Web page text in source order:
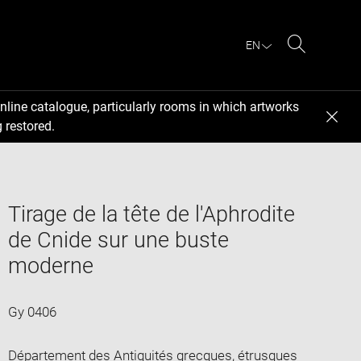
EN
catalogue, particularly rooms in which artworks
restored.
Tirage de la tête de l'Aphrodite
de Cnide sur une buste
moderne
Gy 0406
Département des Antiquités grecques, étrusques